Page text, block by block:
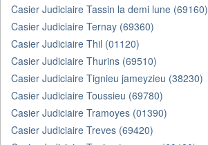
Casier Judiciaire Tassin la demi lune (69160)
Casier Judiciaire Ternay (69360)
Casier Judiciaire Thil (01120)
Casier Judiciaire Thurins (69510)
Casier Judiciaire Tignieu jameyzieu (38230)
Casier Judiciaire Toussieu (69780)
Casier Judiciaire Tramoyes (01390)
Casier Judiciaire Treves (69420)